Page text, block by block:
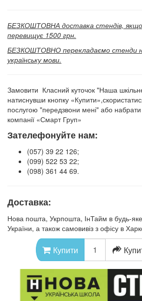
БЕЗКОШТОВНА доставка стендів, якщо
перевищує 1500 грн.
БЕЗКОШТОВНО перекладаємо стенди
українську мови.
Замовити Класний куточок "Наша
натиснувши кнопку «Купити»,
послугою "передзвони мені" або
компанії «Смарт Груп»
Зателефонуйте нам:
(057) 39 22 126;
(099) 522 53 22;
(098) 361 44 69.
Доставка:
Нова пошта, Укрпошта, ІнТайм в будь-
України, а також самовивіз з офісу в
Купити